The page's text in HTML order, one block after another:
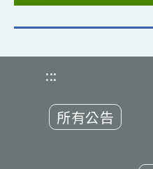
:::
所有公告